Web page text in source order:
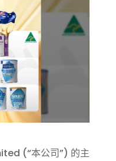
(“本公司”) 的主